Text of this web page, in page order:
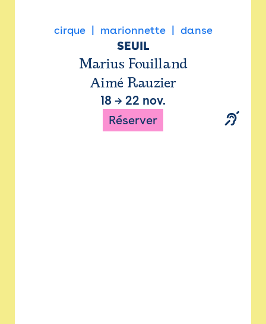
cirque marionnette danse
SEUIL
Marius Fouilland
Aimé Rauzier
18 → 22 nov.
Réserver